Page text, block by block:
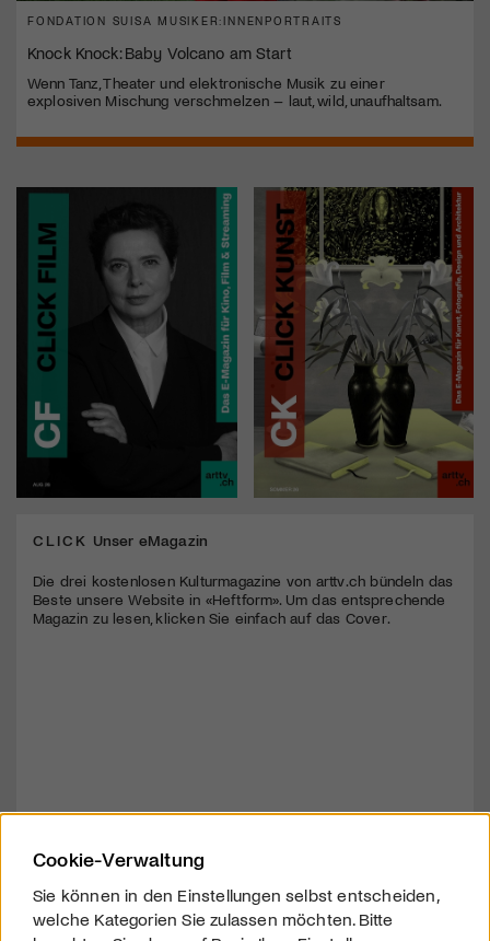
FONDATION SUISA MUSIKER:INNENPORTRAITS
Knock Knock: Baby Volcano am Start
Wenn Tanz, Theater und elektronische Musik zu einer
explosiven Mischung verschmelzen – laut, wild, unaufhaltsam.
CLICK Unser eMagazin
Die drei kostenlosen Kulturmagazine von arttv.ch bündeln das
Beste unsere Website in «Heftform». Um das entsprechende
Magazin zu lesen, klicken Sie einfach auf das Cover.
Cookie-Verwaltung
Sie können in den Einstellungen selbst entscheiden,
welche Kategorien Sie zulassen möchten. Bitte